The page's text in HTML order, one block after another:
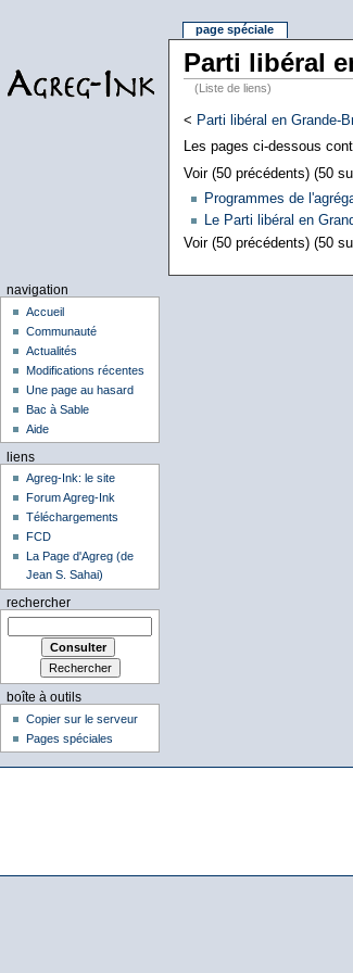
Parti libéral
(Liste de liens)
< Parti libéral en Grande-
Les pages ci-dessous
Voir (50 précédents) (50
Programmes de
Le Parti libéral en
Voir (50 précédents) (50
page spéciale
navigation
Accueil
Communauté
Actualités
Modifications récentes
Une page au hasard
Bac à Sable
Aide
liens
Agreg-Ink: le site
Forum Agreg-Ink
Téléchargements
FCD
La Page d'Agreg (de
Jean S. Sahai)
rechercher
boîte à outils
Copier sur le serveur
Pages spéciales